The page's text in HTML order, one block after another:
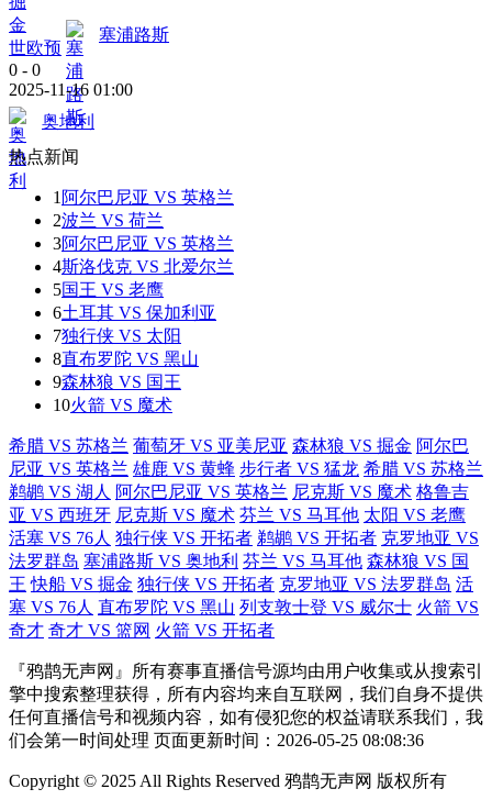
世欧预
塞浦路斯
0 - 0
2025-11-16 01:00
奥地利
热点新闻
1 阿尔巴尼亚 VS 英格兰
2波兰 VS 荷兰
3阿尔巴尼亚 VS 英格兰
4斯洛伐克 VS 北爱尔兰
5国王 VS 老鹰
6土耳其 VS 保加利亚
7独行侠 VS 太阳
8直布罗陀 VS 黑山
9森林狼 VS 国王
10火箭 VS 魔术
希腊 VS 苏格兰 葡萄牙 VS 亚美尼亚 森林狼 VS 掘金 阿尔巴
尼亚 VS 英格兰 雄鹿 VS 黄蜂 步行者 VS 猛龙 希腊 VS 苏格兰
鹈鹕 VS 湖人 阿尔巴尼亚 VS 英格兰 尼克斯 VS 魔术 格鲁吉
亚 VS 西班牙 尼克斯 VS 魔术 芬兰 VS 马耳他 太阳 VS 老鹰
活塞 VS 76人 独行侠 VS 开拓者 鹈鹕 VS 开拓者 克罗地亚 VS
法罗群岛 塞浦路斯 VS 奥地利 芬兰 VS 马耳他 森林狼 VS 国
王 快船 VS 掘金 独行侠 VS 开拓者 克罗地亚 VS 法罗群岛 活
塞 VS 76人 直布罗陀 VS 黑山 列支敦士登 VS 威尔士 火箭 VS
奇才 奇才 VS 篮网 火箭 VS 开拓者
『鸦鹊无声网』所有赛事直播信号源均由用户收集或从搜索引
擎中搜索整理获得，所有内容均来自互联网，我们自身不提供
任何直播信号和视频内容，如有侵犯您的权益请联系我们，我
们会第一时间处理 页面更新时间：2026-05-25 08:08:36
Copyright © 2025 All Rights Reserved 鸦鹊无声网 版权所有